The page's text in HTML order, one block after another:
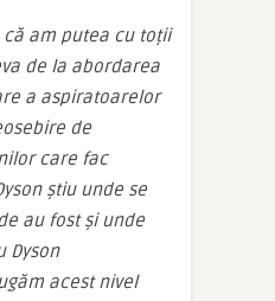
am putea cu toții
de la abordarea
a aspiratoarelor
de
care fac
știu unde se
au fost și unde
Dyson
acest nivel